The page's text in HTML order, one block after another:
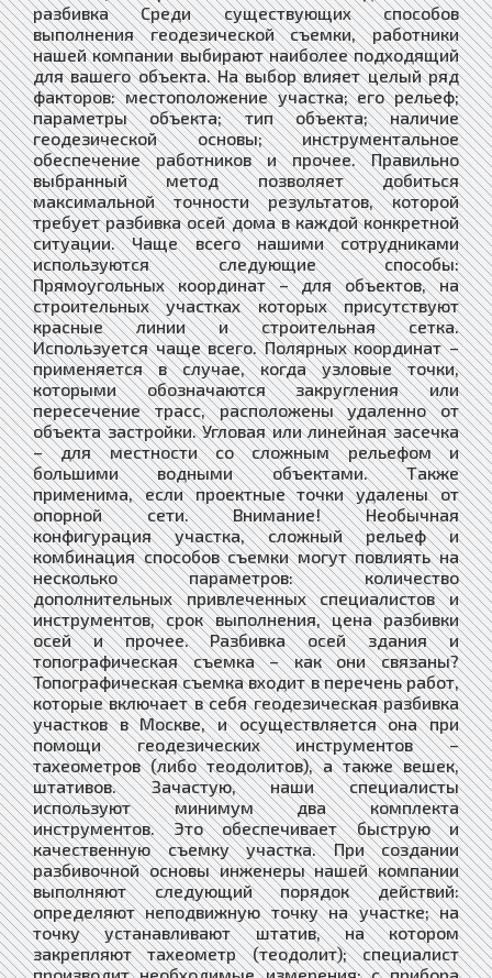
разбивка Среди существующих способов
выполнения геодезической съемки, работники
нашей компании выбирают наиболее подходящий
для вашего объекта. На выбор влияет целый ряд
факторов: местоположение участка; его рельеф;
параметры объекта; тип объекта; наличие
геодезической основы; инструментальное
обеспечение работников и прочее. Правильно
выбранный метод позволяет добиться
максимальной точности результатов, которой
требует разбивка осей дома в каждой конкретной
ситуации. Чаще всего нашими сотрудниками
используются следующие способы:
Прямоугольных координат – для объектов, на
строительных участках которых присутствуют
красные линии и строительная сетка.
Используется чаще всего. Полярных координат –
применяется в случае, когда узловые точки,
которыми обозначаются закругления или
пересечение трасс, расположены удаленно от
объекта застройки. Угловая или линейная засечка
– для местности со сложным рельефом и
большими водными объектами. Также
применима, если проектные точки удалены от
опорной сети. Внимание! Необычная
конфигурация участка, сложный рельеф и
комбинация способов съемки могут повлиять на
несколько параметров: количество
дополнительных привлеченных специалистов и
инструментов, срок выполнения, цена разбивки
осей и прочее. Разбивка осей здания и
топографическая съемка – как они связаны?
Топографическая съемка входит в перечень работ,
которые включает в себя геодезическая разбивка
участков в Москве, и осуществляется она при
помощи геодезических инструментов –
тахеометров (либо теодолитов), а также вешек,
штативов. Зачастую, наши специалисты
используют минимум два комплекта
инструментов. Это обеспечивает быструю и
качественную съемку участка. При создании
разбивочной основы инженеры нашей компании
выполняют следующий порядок действий:
определяют неподвижную точку на участке; на
точку устанавливают штатив, на котором
закрепляют тахеометр (теодолит); специалист